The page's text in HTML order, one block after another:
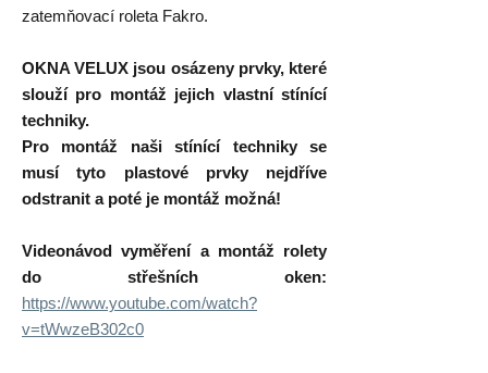
zatemňovací roleta Fakro.
OKNA VELUX jsou osázeny prvky, které
slouží pro montáž jejich vlastní stínící
techniky.
Pro montáž naši stínící techniky se
musí tyto plastové prvky nejdříve
odstranit a poté je montáž možná!
Videonávod vyměření a montáž rolety
do střešních oken:
https://www.youtube.com/watch?
v=tWwzeB302c0